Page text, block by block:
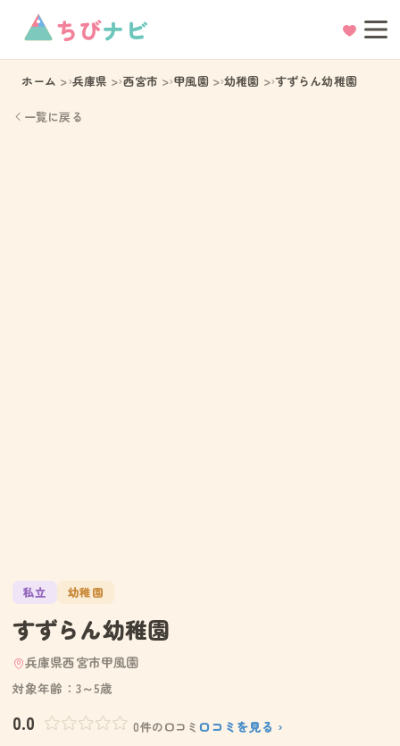
ちびナビ
ホーム 兵庫県 西宮市 甲風園 幼稚園 すずらん幼稚園
一覧に戻る
私立 幼稚園
すずらん幼稚園
兵庫県西宮市甲風園
対象年齢：3～5歳
0.0 0件の口コミ 口コミを見る ›